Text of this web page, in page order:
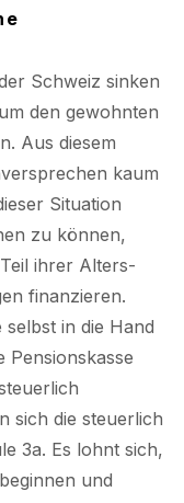
Schweiz sinken
den gewohnten
Aus diesem
kaum
Situation
zu können,
ihrer Alters-
finanzieren.
in die Hand
Pensionskasse
sich die steuerlich
3a. Es lohnt sich,
und